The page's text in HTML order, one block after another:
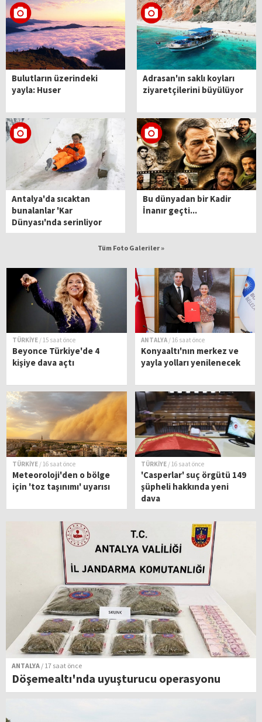
Bulutların üzerindeki
yayla: Huser
Adrasan'ın saklı koyları
ziyaretçilerini büyülüyor
Antalya'da sıcaktan
bunalanlar 'Kar
Dünyası'nda serinliyor
Bu dünyadan bir Kadir
İnanır geçti...
Tüm Foto Galeriler »
TÜRKİYE / 15 saat önce
Beyonce Türkiye'de 4
kişiye dava açtı
ANTALYA / 16 saat önce
Konyaaltı'nın merkez ve
yayla yolları yenilenecek
TÜRKİYE / 16 saat önce
Meteoroloji'den o bölge
için 'toz taşınımı' uyarısı
TÜRKİYE / 16 saat önce
'Casperlar' suç örgütü 149
şüpheli hakkında yeni
dava
ANTALYA / 17 saat önce
Döşemealtı'nda uyuşturucu operasyonu